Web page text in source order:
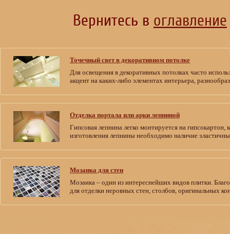
Вернитесь в оглавление
Точечный свет в декоративном потолке
Для освещения в декоративных потолках часто
акцент на каких-либо элементах интерьера,
Отделка портала или арки лепниной
Гипсовая лепнина легко монтируется на
изготовления лепнины необходимо наличие
Мозаика для стен
Мозаика – один из интереснейших видов плитки.
для отделки неровных стен, столбов, оригинальных